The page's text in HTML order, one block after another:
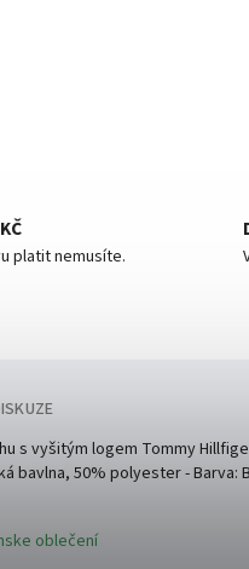
platit nemusíte.
s vyšitým logem Tommy
bavlna, 50% polyester - Barva:
oblečení